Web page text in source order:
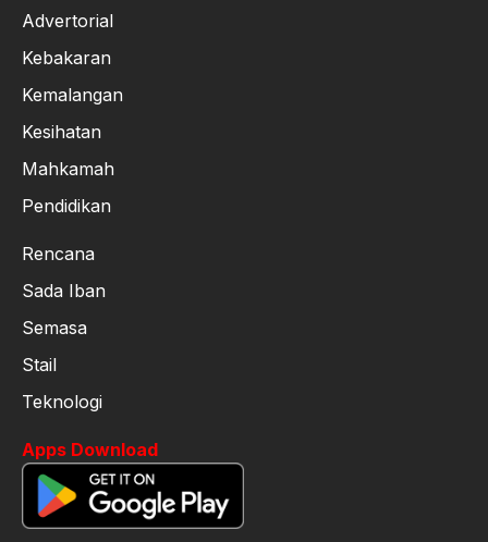
Advertorial
Kebakaran
Kemalangan
Kesihatan
Mahkamah
Pendidikan
Rencana
Sada Iban
Semasa
Stail
Teknologi
Apps Download